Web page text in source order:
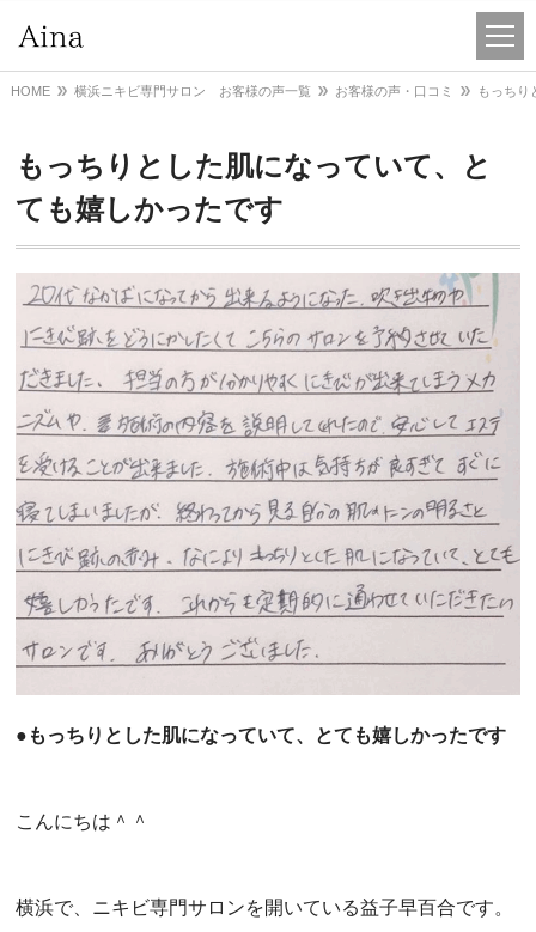
HOME 横浜ニキビ専門サロン お客様の声一覧 お客様の声・口コミ もっちり
もっちりとした肌になっていて、と
ても嬉しかったです
● もっちりとした肌になっていて、とても嬉しかったです
こんにちは＾＾
横浜で、ニキビ専門サロンを開いている益子早百合です。